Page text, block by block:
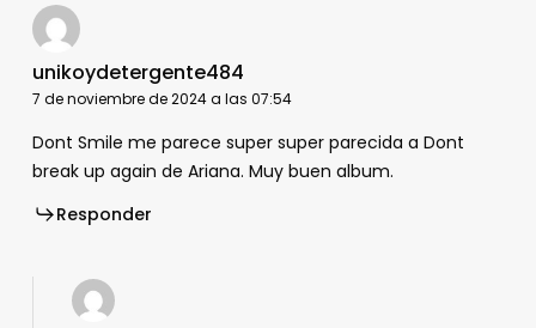
unikoydetergente484
7 de noviembre de 2024 a las 07:54
Dont Smile me parece super super parecida a Dont
break up again de Ariana. Muy buen album.
Responder